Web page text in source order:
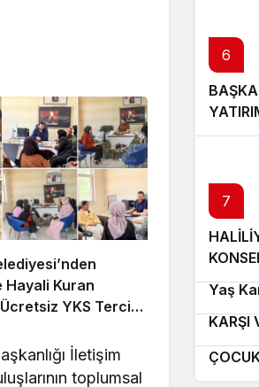
Hayali Kuran
YKS Tercih
İletişim
toplumsal
6
7
8
Yaş
9
KARŞI
10